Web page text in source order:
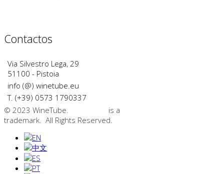
Contactos
Via Silvestro Lega, 29
51100 - Pistoia
info (@) winetube.eu
T. (+39) 0573 1790337
© 2023 WineTube.
is a
trademark. All Rights Reserved.